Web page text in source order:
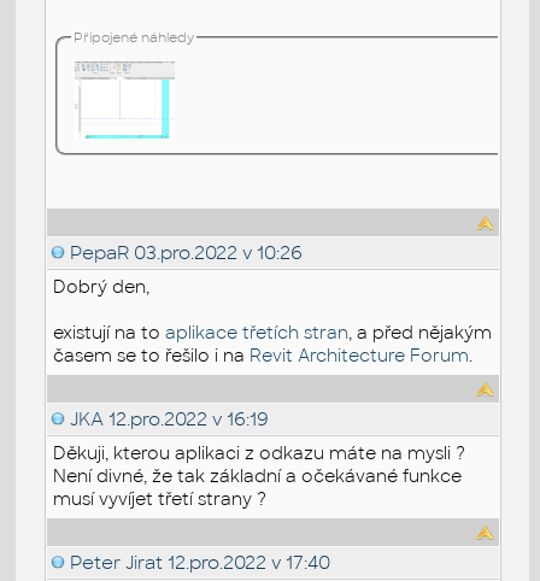
Připojené náhledy
PepaR 03.pro.2022 v 10:26
Dobrý den,
existují na toaplikace třetích stran, a před nějakým
časem se to řešilo i na Revit Architecture Forum.
JKA 12.pro.2022 v 16:19
Děkuji, kterou aplikaci z odkazu máte na mysli ?
Není divné, že tak základní a očekávané funkce
musí vyvíjet třetí strany ?
Peter Jirat 12.pro.2022 v 17:40